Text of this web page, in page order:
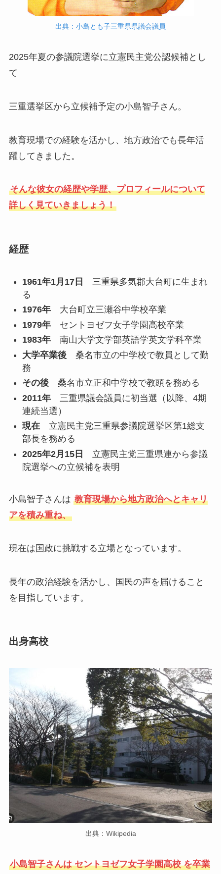
出典：小島とも子三重県県議会議員
2025年夏の参議院選挙に立憲民主党公認候補とし
て
三重選挙区から立候補予定の小島智子さん。
教育現場での経験を活かし、地方政治でも長年活
躍してきました。
そんな彼女の経歴や学歴、プロフィールについて
詳しく見ていきましょう！
経歴
1961年1月17日
三重県多気郡大台町に生まれ
る
1976年大台町立三瀬谷中学校卒業
1979年セントヨゼフ女子学園高校卒業
1983年南山大学文学部英語学英文学科卒業
大学卒業後桑名市立の中学校で教員として勤
務
その後桑名市立正和中学校で教頭を務める
2011年三重県議会議員に初当選（以降、4期
連続当選）
現在立憲民主党三重県参議院選挙区第1総支
部長を務める
2025年2月15日
立憲民主党三重県連から参議
院選挙への立候補を表明
小島智子さんは 教育現場から地方政治へとキャリ
アを積み重ね、
現在は国政に挑戦する立場となっています。
長年の政治経験を活かし、国民の声を届けること
を目指しています。
出身高校
出典：Wikipedia
小島智子さんは セントヨゼフ女子学園高校 を卒業